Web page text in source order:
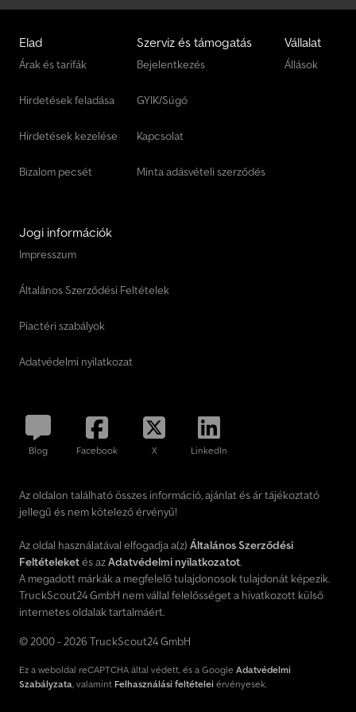
Elad
Árak és tarifák
Hirdetések feladása
Hirdetések kezelése
Bizalom pecsét
Szerviz és támogatás
Bejelentkezés
GYIK/Súgó
Kapcsolat
Minta adásvételi szerződés
Vállalat
Állások
Jogi információk
Impresszum
Általános Szerződési Feltételek
Piactéri szabályok
Adatvédelmi nyilatkozat
Blog Facebook X LinkedIn
Az oldalon található összes információ, ajánlat és ár tájékoztató
jellegű és nem kötelező érvényű!
Az oldal használatával elfogadja a(z) Általános Szerződési
Feltételeketés azAdatvédelmi nyilatkozatot.
A megadott márkák a megfelelő tulajdonosok tulajdonát képezik.
TruckScout24 GmbH nem vállal felelősséget a hivatkozott külső
internetes oldalak tartalmáért.
© 2000 - 2026 TruckScout24 GmbH
Ez a weboldal reCAPTCHA által védett, és a Google Adatvédelmi
Szabályzata, valamint Felhasználási feltételei érvényesek.